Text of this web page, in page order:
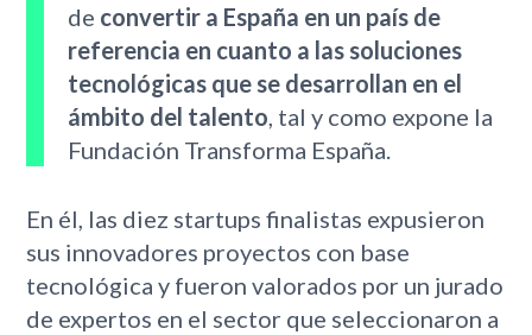
de convertir a España en un país de
referencia en cuanto a las soluciones
tecnológicas que se desarrollan en el
ámbito del talento, tal y como expone la
Fundación Transforma España.
En él, las diez startups finalistas expusieron
sus innovadores proyectos con base
tecnológica y fueron valorados por un jurado
de expertos en el sector que seleccionaron a